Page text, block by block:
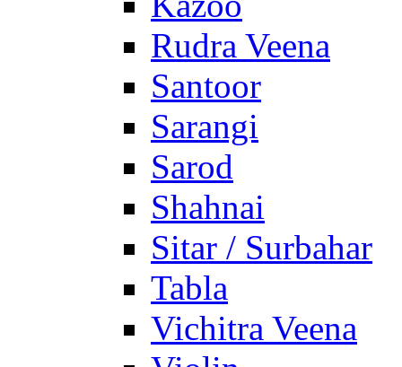
Rudra Veena
Santoor
Sarangi
Sarod
Shahnai
Sitar / Surbahar
Tabla
Vichitra Veena